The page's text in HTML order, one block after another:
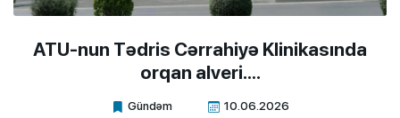
ATU-nun Tədris Cərrahiyə Klinikasında
orqan alveri….
Gündəm 10.06.2026